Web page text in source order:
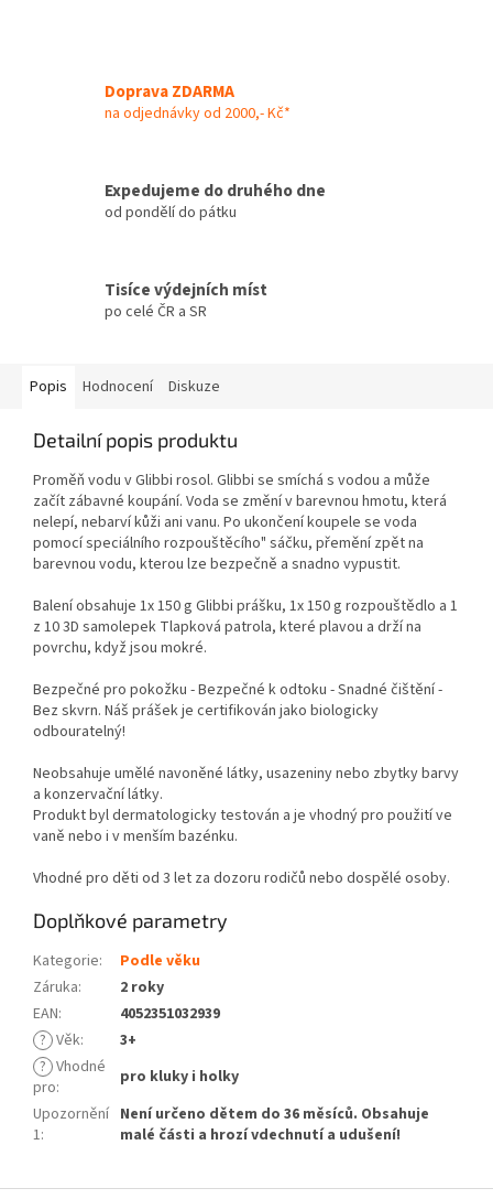
Doprava ZDARMA
na odjednávky od 2000,- Kč*
Expedujeme do druhého dne
od pondělí do pátku
Tisíce výdejních míst
po celé ČR a SR
Popis Hodnocení Diskuze
Detailní popis produktu
Proměň vodu v Glibbi rosol. Glibbi se smíchá s vodou a může
začít zábavné koupání. Voda se změní v barevnou hmotu, která
nelepí, nebarví kůži ani vanu. Po ukončení koupele se voda
pomocí speciálního rozpouštěcího" sáčku, přemění zpět na
barevnou vodu, kterou lze bezpečně a snadno vypustit.
Balení obsahuje 1x 150 g Glibbi prášku, 1x 150 g rozpouštědlo a 1
z 10 3D samolepek Tlapková patrola, které plavou a drží na
povrchu, když jsou mokré.
Bezpečné pro pokožku - Bezpečné k odtoku - Snadné čištění -
Bez skvrn. Náš prášek je certifikován jako biologicky
odbouratelný!
Neobsahuje umělé navoněné látky, usazeniny nebo zbytky barvy
a konzervační látky.
Produkt byl dermatologicky testován a je vhodný pro použití ve
vaně nebo i v menším bazénku.
Vhodné pro děti od 3 let za dozoru rodičů nebo dospělé osoby.
Doplňkové parametry
Kategorie:
Podle věku
Záruka:
2 roky
EAN:
4052351032939
? Věk:
3+
? Vhodné
pro:
pro kluky i holky
Upozornění
1:
Není určeno dětem do 36 měsíců. Obsahuje
malé části a hrozí vdechnutí a udušení!